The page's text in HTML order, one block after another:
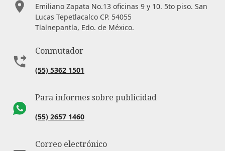
Emiliano Zapata No.13 oficinas 9 y 10. 5to piso. San
Lucas Tepetlacalco CP. 54055
Tlalnepantla, Edo. de México.
Conmutador
(55) 5362 1501
Para informes sobre publicidad
(55) 2657 1460
Correo electrónico